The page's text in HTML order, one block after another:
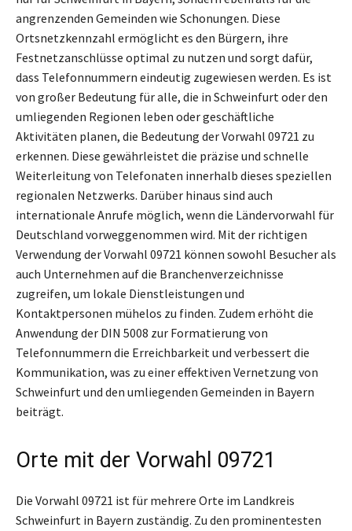
angrenzenden Gemeinden wie Schonungen. Diese
Ortsnetzkennzahl ermöglicht es den Bürgern, ihre
Festnetzanschlüsse optimal zu nutzen und sorgt dafür,
dass Telefonnummern eindeutig zugewiesen werden. Es ist
von großer Bedeutung für alle, die in Schweinfurt oder den
umliegenden Regionen leben oder geschäftliche
Aktivitäten planen, die Bedeutung der Vorwahl 09721 zu
erkennen. Diese gewährleistet die präzise und schnelle
Weiterleitung von Telefonaten innerhalb dieses speziellen
regionalen Netzwerks. Darüber hinaus sind auch
internationale Anrufe möglich, wenn die Ländervorwahl für
Deutschland vorweggenommen wird. Mit der richtigen
Verwendung der Vorwahl 09721 können sowohl Besucher als
auch Unternehmen auf die Branchenverzeichnisse
zugreifen, um lokale Dienstleistungen und
Kontaktpersonen mühelos zu finden. Zudem erhöht die
Anwendung der DIN 5008 zur Formatierung von
Telefonnummern die Erreichbarkeit und verbessert die
Kommunikation, was zu einer effektiven Vernetzung von
Schweinfurt und den umliegenden Gemeinden in Bayern
beiträgt.
Orte mit der Vorwahl 09721
Die Vorwahl 09721 ist für mehrere Orte im Landkreis
Schweinfurt in Bayern zuständig. Zu den prominentesten